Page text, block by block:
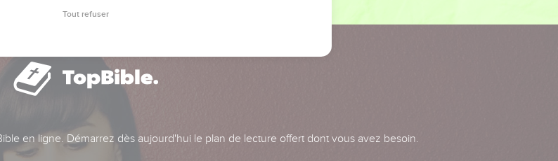
en ligne. Démarrez dès aujourd'hui le plan de lecture offert dont vous avez besoin.
Tout refuser